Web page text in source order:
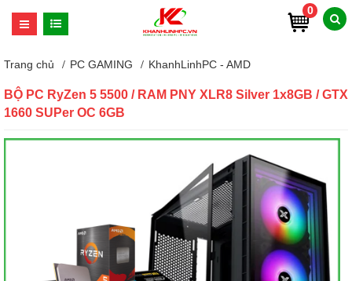
0
Trang chủ PC GAMING KhanhLinhPC - AMD
BỘ PC RyZen 5 5500 / RAM PNY XLR8 Silver 1x8GB / GTX
1660 SUPer OC 6GB